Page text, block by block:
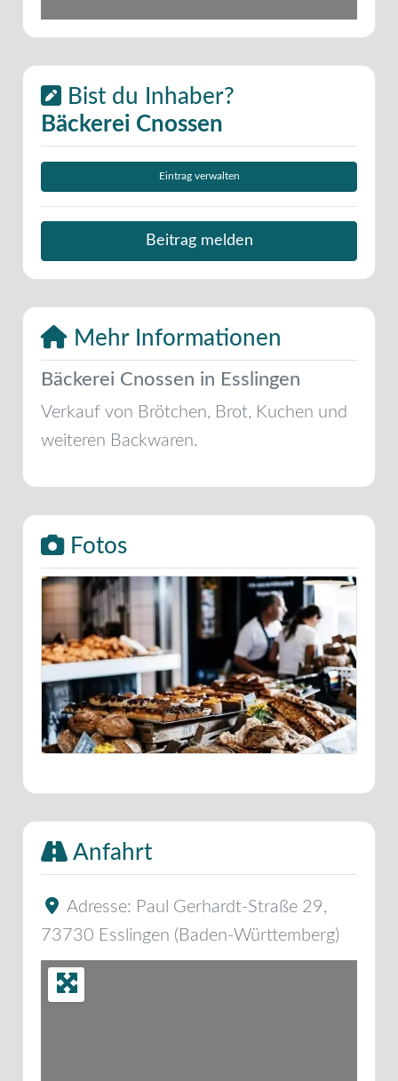
Bist du Inhaber?
Bäckerei Cnossen
Eintrag verwalten
Beitrag melden
Mehr Informationen
Bäckerei Cnossen in Esslingen
Verkauf von Brötchen, Brot, Kuchen und
weiteren Backwaren.
Fotos
Anfahrt
Adresse: Paul Gerhardt-Straße 29,
73730 Esslingen ( Baden-Württemberg)